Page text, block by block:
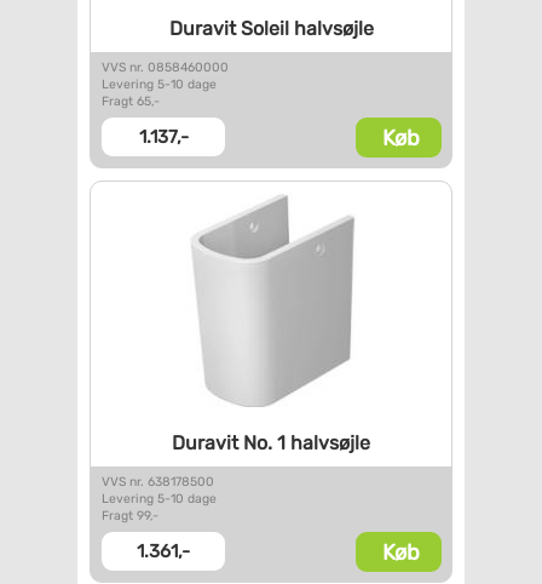
Duravit Soleil halvsøjle
VVS nr. 0858460000
Levering 5-10 dage
Fragt 65,-
1.137,- Køb
Duravit No. 1 halvsøjle
VVS nr. 638178500
Levering 5-10 dage
Fragt 99,-
1.361,- Køb